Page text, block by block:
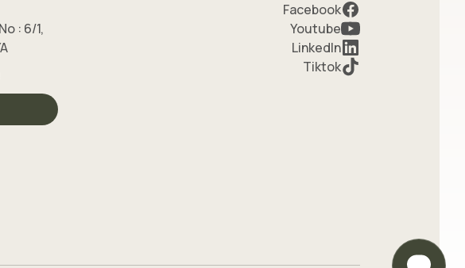
: 6/1,
Facebook
Youtube
LinkedIn
Tiktok